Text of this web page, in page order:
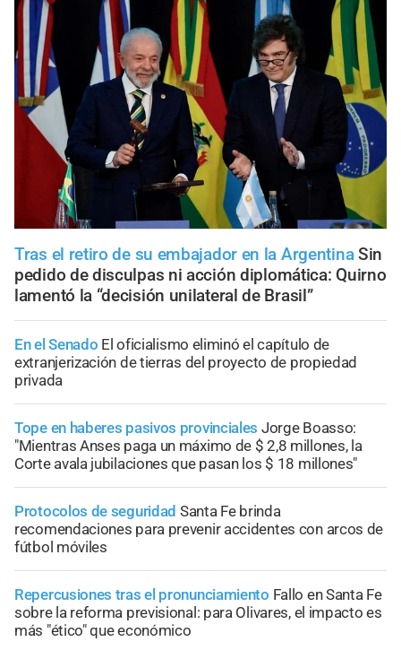
Tras el retiro de su embajador en la Argentina Sin
pedido de disculpas ni acción diplomática: Quirno
lamentó la “decisión unilateral de Brasil”
En el Senado El oficialismo eliminó el capítulo de
extranjerización de tierras del proyecto de propiedad
privada
Tope en haberes pasivos provinciales Jorge Boasso:
"Mientras Anses paga un máximo de $ 2,8 millones, la
Corte avala jubilaciones que pasan los $ 18 millones"
Protocolos de seguridad Santa Fe brinda
recomendaciones para prevenir accidentes con arcos de
fútbol móviles
Repercusiones tras el pronunciamiento Fallo en Santa Fe
sobre la reforma previsional: para Olivares, el impacto es
más "ético" que económico